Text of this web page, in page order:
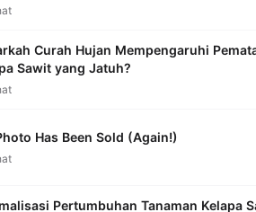
Curah Hujan Mempengaruhi
Sawit yang Jatuh?
Has Been Sold (Again!)
Pertumbuhan Tanaman Kelapa